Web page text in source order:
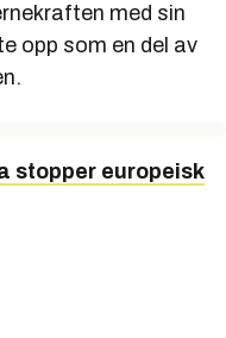
med sin
opp som en del av
stopper europeisk